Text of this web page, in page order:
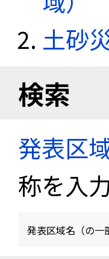
土砂
検索
発表区
称を入
発表区域名（の一